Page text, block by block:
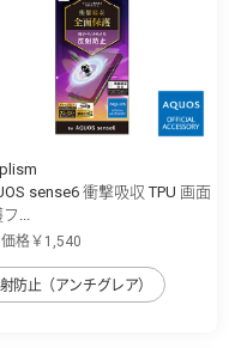
sense6 衝撃吸収 TPU 画面
...
格￥1,540
防止（アンチグレア）